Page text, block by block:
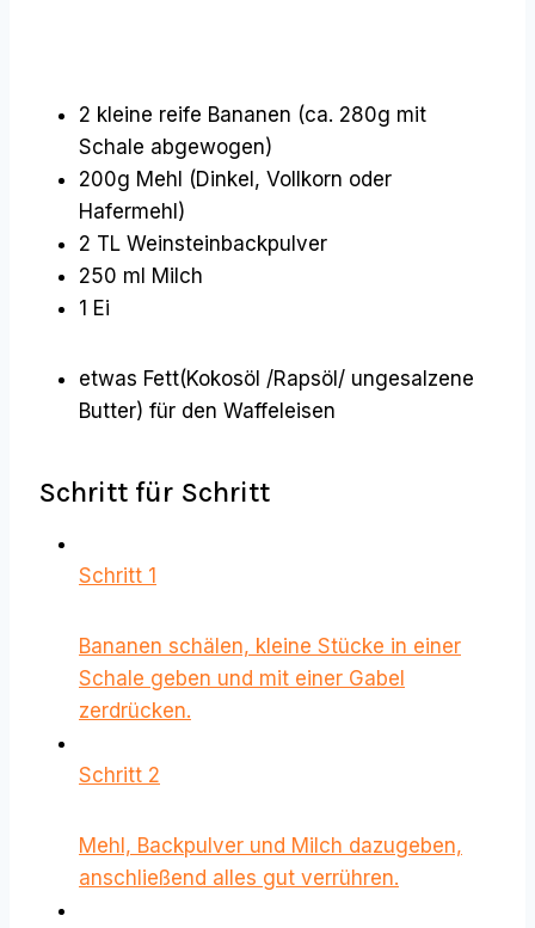
2 kleine reife Bananen (ca. 280g mit
Schale abgewogen)
200g Mehl (Dinkel, Vollkorn oder
Hafermehl)
2 TL Weinsteinbackpulver
250 ml Milch
1 Ei
etwas Fett(Kokosöl /Rapsöl/ ungesalzene
Butter) für den Waffeleisen
Schritt für Schritt
Schritt 1
Bananen schälen, kleine Stücke in einer
Schale geben und mit einer Gabel
zerdrücken.
Schritt 2
Mehl, Backpulver und Milch dazugeben,
anschließend alles gut verrühren.